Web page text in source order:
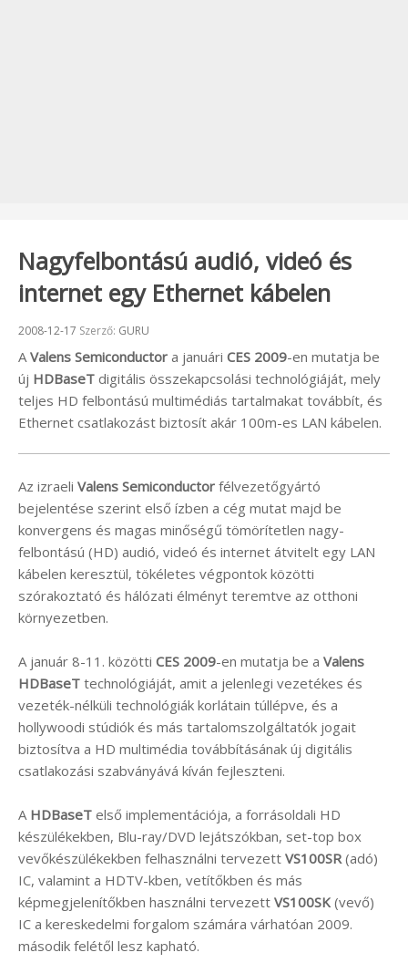
Nagyfelbontású audió, videó és
internet egy Ethernet kábelen
Beküldve:
2008-12-17 Szerző: GURU
A Valens Semiconductor a januári CES 2009-en mutatja be
új HDBaseT digitális összekapcsolási technológiáját, mely
teljes HD felbontású multimédiás tartalmakat továbbít, és
Ethernet csatlakozást biztosít akár 100m-es LAN kábelen.
Az izraeli Valens Semiconductor félvezetőgyártó
bejelentése szerint első ízben a cég mutat majd be
konvergens és magas minőségű tömörítetlen nagy-
felbontású (HD) audió, videó és internet átvitelt egy LAN
kábelen keresztül, tökéletes végpontok közötti
szórakoztató és hálózati élményt teremtve az otthoni
környezetben.
A január 8-11. közötti CES 2009-en mutatja be a Valens
HDBaseT technológiáját, amit a jelenlegi vezetékes és
vezeték-nélküli technológiák korlátain túllépve, és a
hollywoodi stúdiók és más tartalomszolgáltatók jogait
biztosítva a HD multimédia továbbításának új digitális
csatlakozási szabványává kíván fejleszteni.
A HDBaseT első implementációja, a forrásoldali HD
készülékekben, Blu-ray/DVD lejátszókban, set-top box
vevőkészülékekben felhasználni tervezett VS100SR (adó)
IC, valamint a HDTV-kben, vetítőkben és más
képmegjelenítőkben használni tervezett VS100SK (vevő)
IC a kereskedelmi forgalom számára várhatóan 2009.
második felétől lesz kapható.